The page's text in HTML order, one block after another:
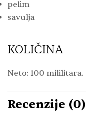
pelim
savulja
KOLIČINA
Neto: 100 mililitara.
Recenzije (0)